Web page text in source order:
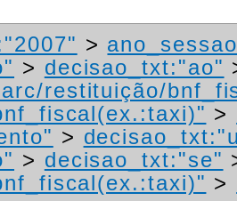
>
> decisao_txt:"ao"
restituição/
>
>
> decisao_txt:"se"
>